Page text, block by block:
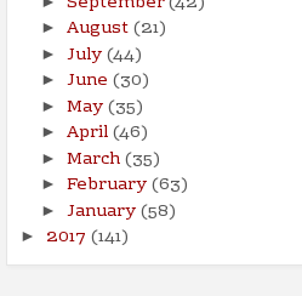
► August(21)
► July(44)
► June (30)
► May(35)
► April(46)
► March(35)
► February(63)
► January(58)
► 2017 (141)